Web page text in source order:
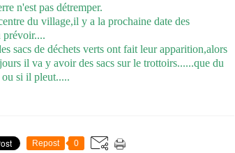
n'est pas détremper.
du village,il y a la prochaine date des
prévoir....
sacs de déchets verts ont fait leur apparition,alors
il va y avoir des sacs sur le trottoirs......que du
si il pleut.....
Repost 0